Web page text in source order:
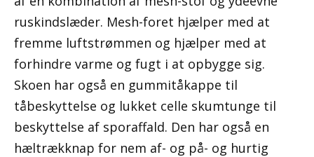
ruskindslæder. Mesh-foret hjælper med at
fremme luftstrømmen og hjælper med at
forhindre varme og fugt i at opbygge sig.
Skoen har også en gummitåkappe til
tåbeskyttelse og lukket celle skumtunge til
beskyttelse af sporaffald. Den har også en
hæltrækknap for nem af- og på- og hurtig